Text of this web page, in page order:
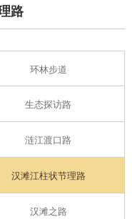
路
环林步道
生态探访路
涟江渡口路
汉滩江柱状节理路
汉滩之路